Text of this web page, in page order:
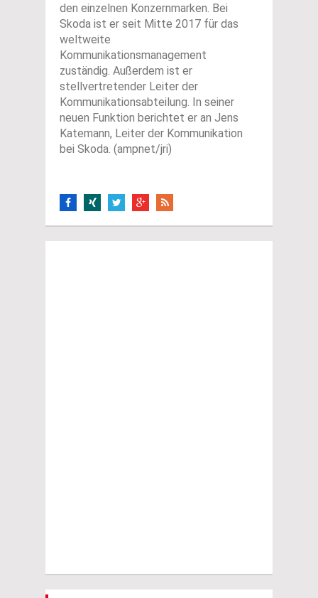
den einzelnen Konzernmarken. Bei
Skoda ist er seit Mitte 2017 für das
weltweite
Kommunikationsmanagement
zuständig. Außerdem ist er
stellvertretender Leiter der
Kommunikationsabteilung. In seiner
neuen Funktion berichtet er an Jens
Katemann, Leiter der Kommunikation
bei Skoda. (ampnet/jri)